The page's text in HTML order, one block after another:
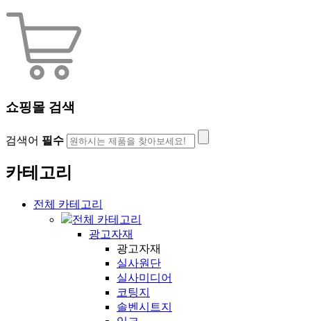
쇼핑몰 검색
검색어 필수
카테고리
전체 카테고리
전체 카테고리
광고자재
광고자재
실사원단
실사미디어
코팅지
솔벤시트지